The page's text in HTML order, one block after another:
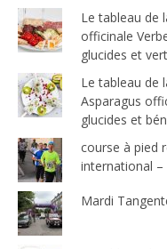
Le tableau de
officinale
glucides et
Le tableau de
Asparagus
glucides et
course à pied
international –
Mardi